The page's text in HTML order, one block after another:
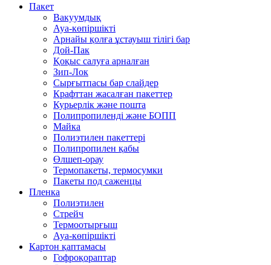
Пакет
Вакуумдық
Ауа-көпіршікті
Арнайы қолға ұстауыш тілігі бар
Дой-Пак
Қоқыс салуға арналған
Зип-Лок
Сырғытпасы бар слайдер
Крафттан жасалған пакеттер
Курьерлік және пошта
Полипропиленді және БОПП
Майка
Полиэтилен пакеттері
Полипропилен қабы
Өлшеп-орау
Термопакеты, термосумки
Пакеты под саженцы
Пленка
Полиэтилен
Стрейч
Термоотырғыш
Ауа-көпіршікті
Картон қаптамасы
Гофроқораптар